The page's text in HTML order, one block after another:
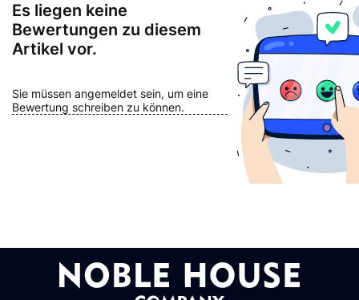
Es liegen keine
Bewertungen zu diesem
Artikel vor.
Sie müssen angemeldet sein, um eine
Bewertung schreiben zu können.